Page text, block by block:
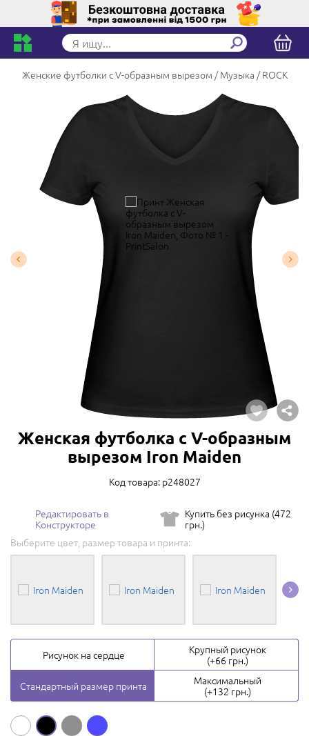
Женские футболки с V-образным вырезом Музыка ROCK
Женская футболка с V-образным
вырезом Iron Maiden
Код товара: p248027
Редактировать в
Конструкторе
Купить без рисунка (472
грн.)
Выберите цвет, размер товара и принта:
Рисунок на сердце
Крупный рисунок
(+66 грн.)
Стандартный размер принта
Максимальный
(+132 грн.)